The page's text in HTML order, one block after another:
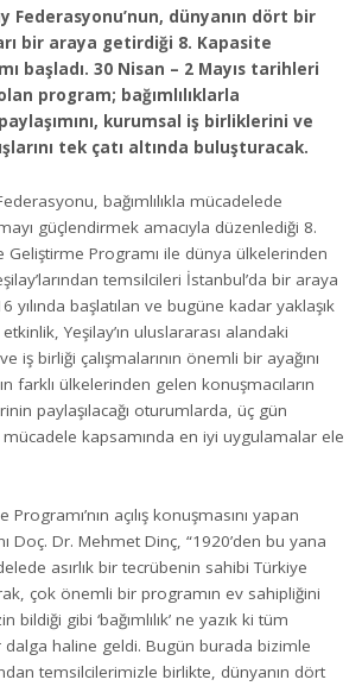
Federasyonu’nun, dünyanın dört bir
bir araya getirdiği 8. Kapasite
başladı. 30 Nisan – 2 Mayıs tarihleri
program; bağımlılıklarla
kurumsal iş birliklerini ve
tek çatı altında buluşturacak.
bağımlılıkla mücadelede
güçlendirmek amacıyla düzenlediği 8.
Geliştirme Programı ile dünya ülkelerinden
temsilcileri İstanbul’da bir araya
yılında başlatılan ve bugüne kadar yaklaşık
etkinlik, Yeşilay’ın uluslararası alandaki
iş birliği çalışmalarının önemli bir ayağını
farklı ülkelerinden gelen konuşmacıların
paylaşılacağı oturumlarda, üç gün
mücadele kapsamında en iyi uygulamalar ele
açılış konuşmasını yapan
Doç. Dr. Mehmet Dinç, “1920’den bu yana
asırlık bir tecrübenin sahibi Türkiye
çok önemli bir programın ev sahipliğini
gibi ‘bağımlılık’ ne yazık ki tüm
dalga haline geldi. Bugün burada bizimle
temsilcilerimizle birlikte, dünyanın dört